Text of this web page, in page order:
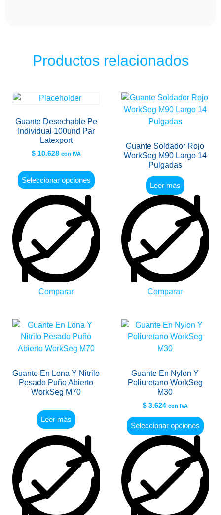
Productos relacionados
Guante Desechable Pe
Individual 100und Par
Latexport
$10.628 con IVA
Seleccionar opciones
Comparar
Guante Soldador Rojo
WorkSeg M90 Largo 14
Pulgadas
Leer más
Comparar
Guante En Lona Y Nitrilo
Pesado Puño Abierto
WorkSeg M70
Leer más
Guante En Nylon Y
Poliuretano WorkSeg
M30
$3.624 con IVA
Seleccionar opciones